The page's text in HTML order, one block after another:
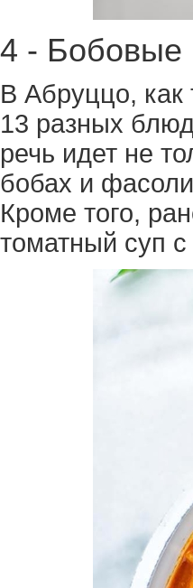
4 - Бобовые
В Абруццо, как
13 разных
речь идет не
бобах и
Кроме того,
томатный суп